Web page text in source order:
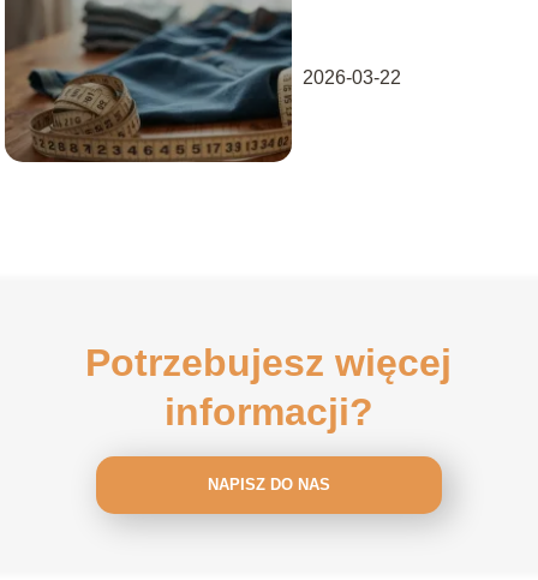
każdego
2026-03-22
Potrzebujesz więcej
informacji?
NAPISZ DO NAS